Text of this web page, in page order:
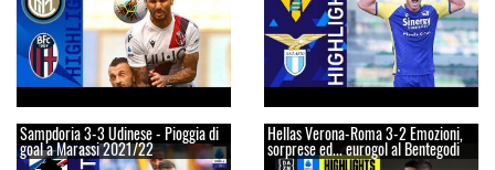
Sampdoria 3-3 Udinese - Pioggia di
goal a Marassi 2021/22
Hellas Verona-Roma 3-2 Emozioni,
sorprese ed... eurogol al Bentegodi